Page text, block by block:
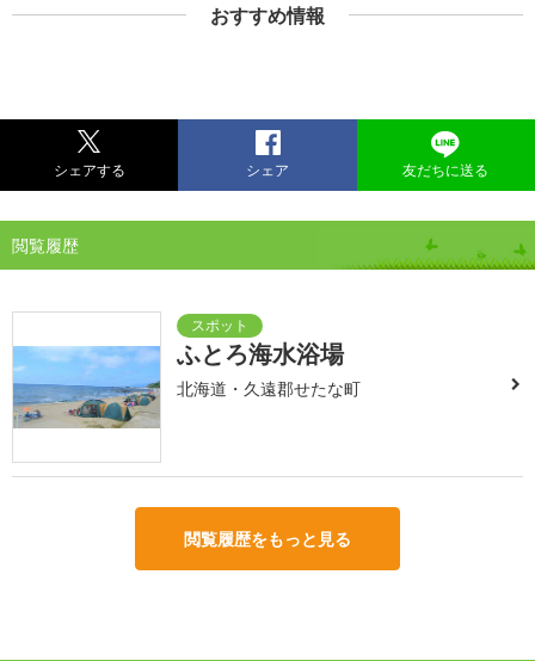
おすすめ情報
シェアする シェア 友だちに送る
閲覧履歴
ふとろ海水浴場
北海道・久遠郡せたな町
閲覧履歴をもっと見る